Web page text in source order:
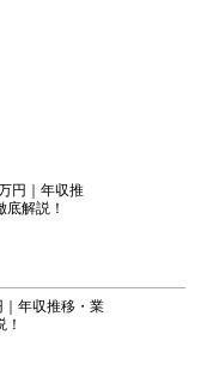
円｜年収推
解説！
｜年収推移・業